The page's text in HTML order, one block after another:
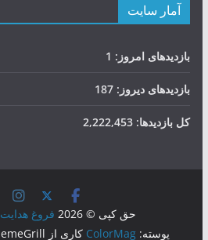
آمار سایت
بازدیدهای امروز: 1
بازدیدهای دیروز: 187
کل بازدیدها: 2,222,453
حق کپی © 2026 فروغ هدایت
پوسته:ColorMag کاری از ThemeGrill. قدرت‌گرفته توسط